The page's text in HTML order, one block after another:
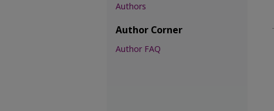
Authors
Author Corner
Author FAQ